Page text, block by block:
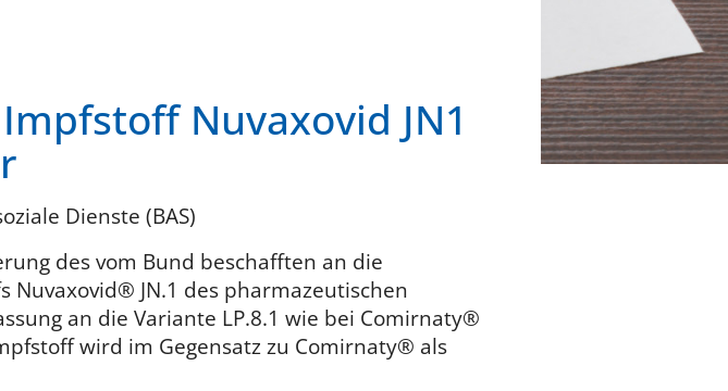
Nuvaxovid JN1
Dienste (BAS)
des vom Bund beschafften an die
Nuvaxovid® JN.1 des pharmazeutischen
an die Variante LP.8.1 wie bei Comirnaty®
wird im Gegensatz zu Comirnaty® als
Verfügung gestellt.